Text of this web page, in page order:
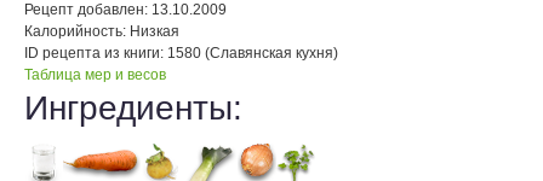
Рецепт добавлен: 13.10.2009
Калорийность: Низкая
ID рецепта из книги: 1580 (Славянская кухня)
Таблица мер и весов
Ингредиенты: